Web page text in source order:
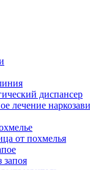
диспансер
лечение
от похмелья